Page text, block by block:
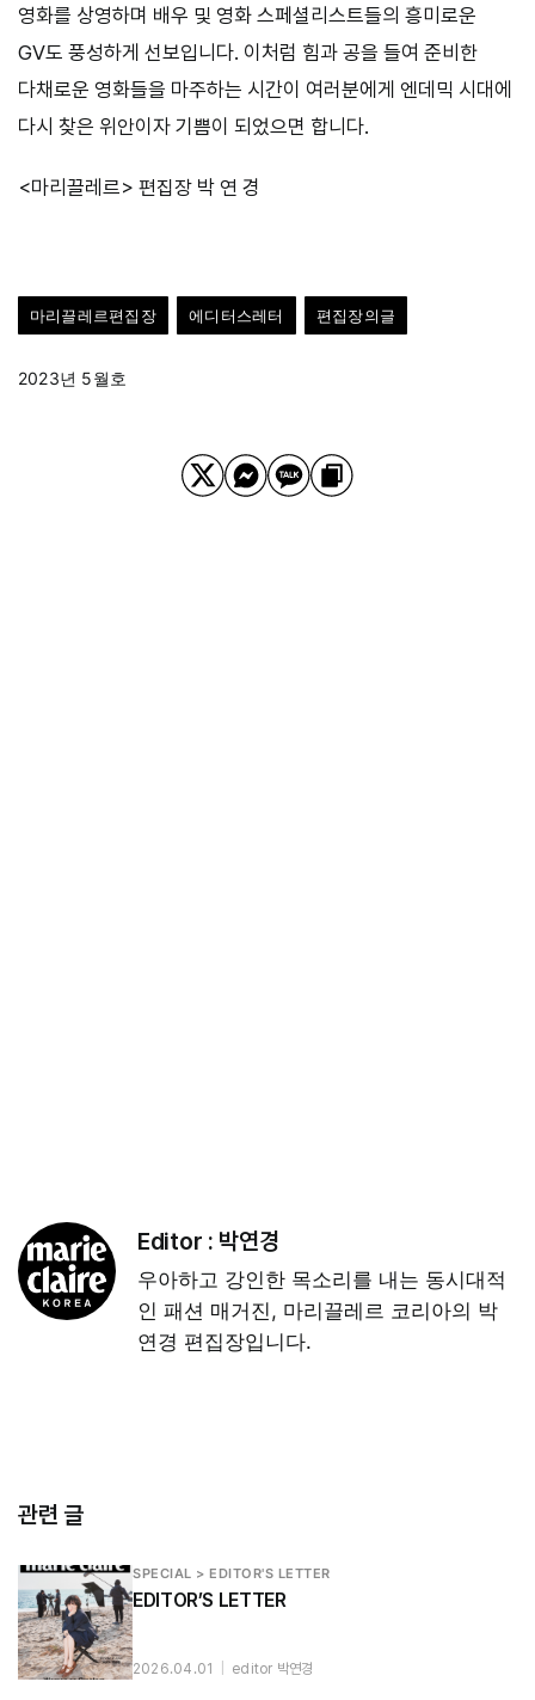
영화를 상영하며 배우 및 영화 스페셜리스트들의 흥미로운
GV도 풍성하게 선보입니다. 이처럼 힘과 공을 들여 준비한
다채로운 영화들을 마주하는 시간이 여러분에게 엔데믹 시대에
다시 찾은 위안이자 기쁨이 되었으면 합니다.
<마리끌레르> 편집장 박 연 경
마리끌레르편집장 에디터스레터 편집장의글
2023년 5월호
Editor : 박연경
우아하고 강인한 목소리를 내는 동시대적
인 패션 매거진, 마리끌레르 코리아의 박
연경 편집장입니다.
관련 글
SPECIAL > EDITOR'S LETTER
EDITOR’S LETTER
2026.04.01 editor 박연경